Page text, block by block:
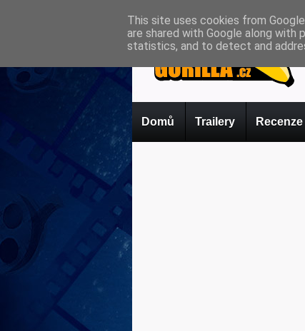
Domů Trailery Recenze
This site uses cookies from
are shared with Google along
statistics, and to detect and